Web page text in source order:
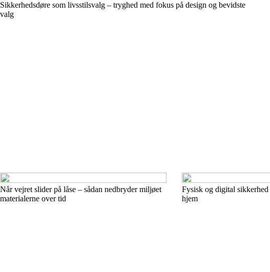
Sikkerhedsdøre som livsstilsvalg – tryghed med fokus på design og bevidste
valg
Når vejret slider på låse – sådan nedbryder miljøet
materialerne over tid
Fysisk og digital
hjem